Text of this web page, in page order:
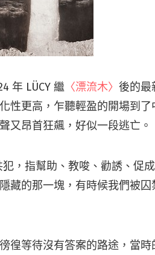
年 LÜCY 繼 〈漂流木〉後的最
性更高，乍聽輕盈的開場到了
又昂首狂飆，好似一段逃亡。
，指幫助、教唆、勸誘、促
藏的那一塊，有時候我們被囚
徨等待沒有答案的路途，當時